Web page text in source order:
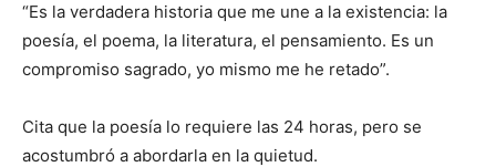
“Es la verdadera historia que me une a la existencia: la
poesía, el poema, la literatura, el pensamiento. Es un
compromiso sagrado, yo mismo me he retado”.
Cita que la poesía lo requiere las 24 horas, pero se
acostumbró a abordarla en la quietud.